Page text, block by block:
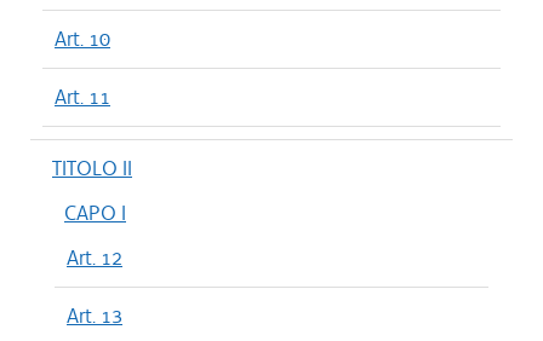
Art. 10
Art. 11
TITOLO II
CAPO I
Art. 12
Art. 13